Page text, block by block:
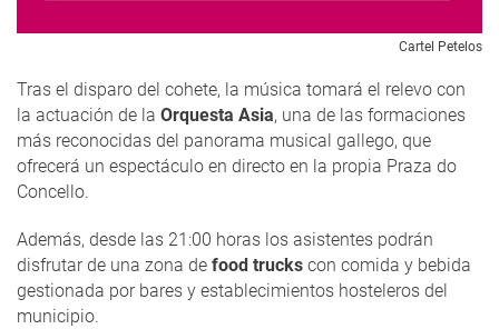
Cartel Petelos
Tras el disparo del cohete, la música tomará el relevo con
la actuación de la Orquesta Asia, una de las formaciones
más reconocidas del panorama musical gallego, que
ofrecerá un espectáculo en directo en la propia Praza do
Concello.
Además, desde las 21:00 horas los asistentes podrán
disfrutar de una zona de food trucks con comida y bebida
gestionada por bares y establecimientos hosteleros del
municipio.